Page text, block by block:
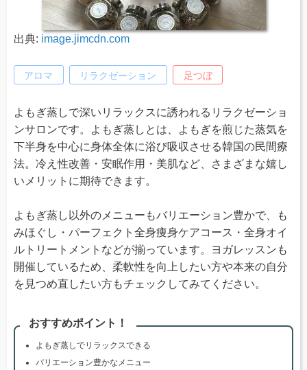
出典: image.jimcdn.com
アロマ リラクゼーション 足つぼ
よもぎ蒸しで深いリラックスに誘われるリラクゼーショ
ンサロンです。よもぎ蒸しとは、よもぎを煎じた蒸気を
下半身を中心に身体全体に浴び吸収させる韓国の民間療
法。冷え性改善・安眠作用・美肌など、さまざまな嬉し
いメリットに期待できます。
よもぎ蒸し以外のメニューもバリエーション豊かで、も
みほぐし・パーフェクト全身痩身ケアコース・全身オイ
ルトリートメントなどが揃っています。ヨガレッスンも
開催しているため、柔軟性を向上したい方や本来の自分
を見つめ直したい方もチェックしてみてください。
おすすめポイント！
よもぎ蒸しでリラックスできる
バリエーション豊かなメニュー